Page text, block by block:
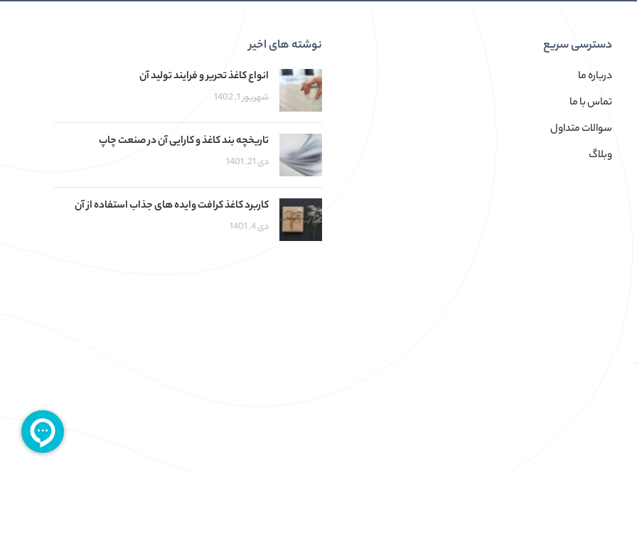
دسترسی سریع
درباره ما
تماس با ما
سوالات متداول
وبلاگ
نوشته های اخیر
انواع کاغذ تحریر و فرایند تولید آن
شهریور 1, 1402
تاریخچه بند کاغذ و کارایی آن در صنعت چاپ
دی 21, 1401
کاربرد کاغذ کرافت وایده های جذاب استفاده از آن
دی 4, 1401